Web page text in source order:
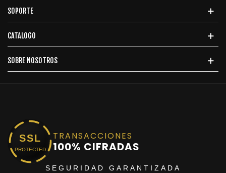
SOPORTE
CATALOGO
SOBRE NOSOTROS
SSL
PROTECTED
TRANSACCIONES
100% CIFRADAS
SEGURIDAD GARANTIZADA